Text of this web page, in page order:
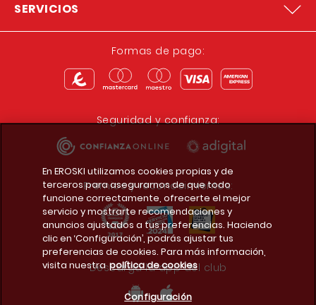
SERVICIOS
Formas de pago:
Seguridad y confianza:
Premios y reconocimientos:
Descarga la app del club
En EROSKI utilizamos cookies propias y de
terceros para asegurarnos de que todo
funcione correctamente, ofrecerte el mejor
servicio y mostrarte recomendaciones y
anuncios ajustados a tus preferencias. Haciendo
clic en ‘Configuración’, podrás ajustar tus
preferencias de cookies. Para más información,
visita nuestra política de cookies
Configuración